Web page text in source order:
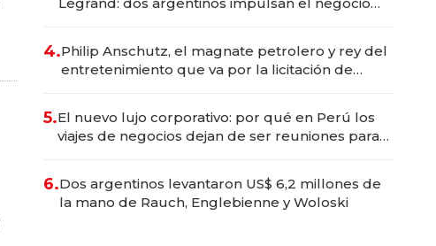
4.Philip Anschutz, el magnate petrolero y rey del
entretenimiento que va por la licitación de
5.El nuevo lujo corporativo: por qué en Perú los
viajes de negocios dejan de ser reuniones para
6.Dos argentinos levantaron US$ 6,2 millones de
la mano de Rauch, Englebienne y Woloski